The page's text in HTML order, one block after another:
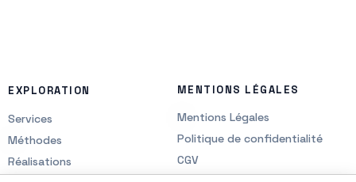
EXPLORATION
Services
Méthodes
Réalisations
MENTIONS LÉGALES
Mentions Légales
Politique de confidentialité
CGV